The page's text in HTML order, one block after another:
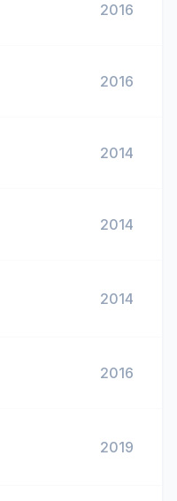
2016
2016
2014
2014
2014
2016
2019